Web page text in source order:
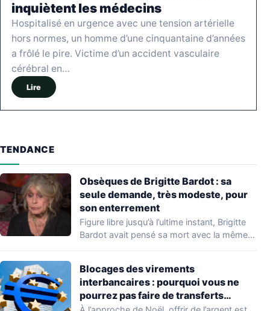
inquiètent les médecins
Hospitalisé en urgence avec une tension artérielle
hors normes, un homme d’une cinquantaine d’années
a frôlé le pire. Victime d’un accident vasculaire
cérébral en…
Lire
TENDANCE
Obsèques de Brigitte Bardot : sa
seule demande, très modeste, pour
son enterrement
Figure libre jusqu’à l’ultime instant, Brigitte
Bardot avait pensé sa mort avec la même…
Blocages des virements
interbancaires : pourquoi vous ne
pourrez pas faire de transferts